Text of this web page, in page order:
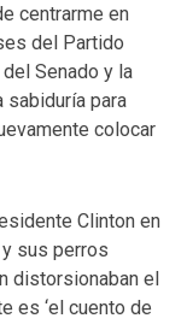
centrarme en
del Partido
Senado y la
sabiduría para
colocar
Clinton en
sus perros
distorsionaban el
es ‘el cuento de